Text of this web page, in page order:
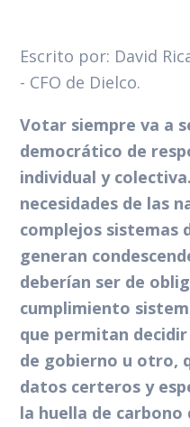
Escrito por: David
- CFO de Dielco.
Votar siempre va a
democrático de
individual y
necesidades de las
complejos sistemas
generan
deberían ser de
cumplimiento
que permitan
de gobierno u otro,
datos certeros y
la huella de carbono